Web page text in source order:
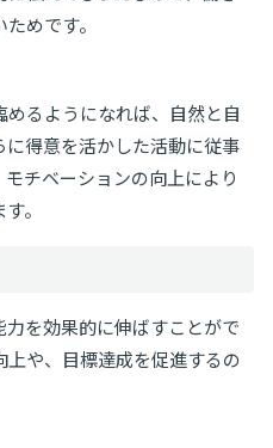
めです。
るようになれば、自然と自
得意を活かした活動に従事
チベーションの向上により
。
を効果的に伸ばすことがで
上や、目標達成を促進するの